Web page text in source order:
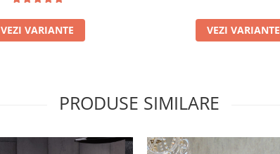
VEZI VARIANTE VEZI VARIANTE
PRODUSE SIMILARE